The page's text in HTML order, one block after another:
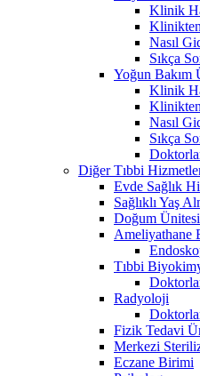
Klinik
Nasıl
Sıkça
Yoğun Bakım
Klinik
Nasıl
Sıkça
Diğer Tıbbi
Evde Sağlık
Sağlıklı Yaş
Doğum Ünitesi
Ameliyathane
Tıbbi
Radyoloji
Fizik Tedavi
Merkezi
Eczane Birimi